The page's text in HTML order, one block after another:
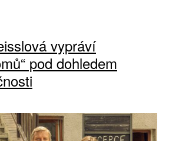
vypráví
pod dohledem